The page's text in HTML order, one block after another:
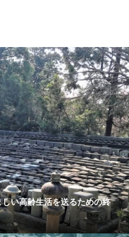
い高齢生活を送るための終